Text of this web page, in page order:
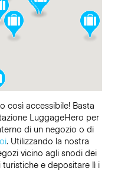
così accessibile! Basta
LuggageHero per
di un negozio o di
. Utilizzando la nostra
vicino agli snodi dei
e depositare lì i